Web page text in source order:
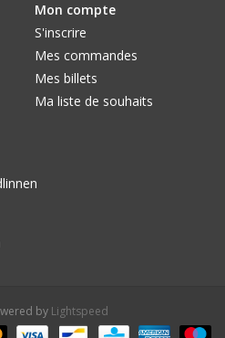
Mon compte
S'inscrire
Mes commandes
Mes billets
Ma liste de souhaits
by Lightspeed